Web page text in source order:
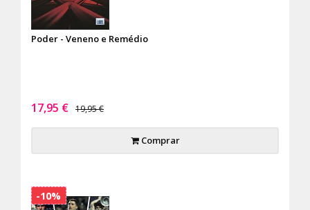
Poder - Veneno e Remédio
17,95 € 19,95 €
Comprar
-10%